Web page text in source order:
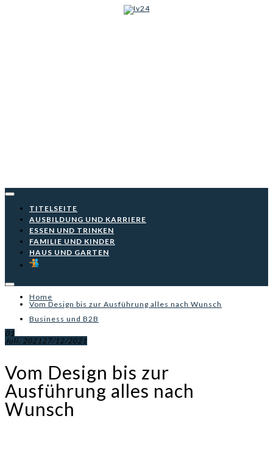
Iv24
TITELSEITE
AUSBILDUNG UND KARRIERE
ESSEN UND TRINKEN
FAMILIE UND KINDER
HAUS UND GARTEN
Home
Vom Design bis zur Ausführung alles nach Wunsch
Business und B2B
01
Juli, 202127/12/2021
Vom Design bis zur
Ausführung alles nach
Wunsch